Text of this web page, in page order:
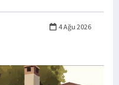
4 Ağu 2026